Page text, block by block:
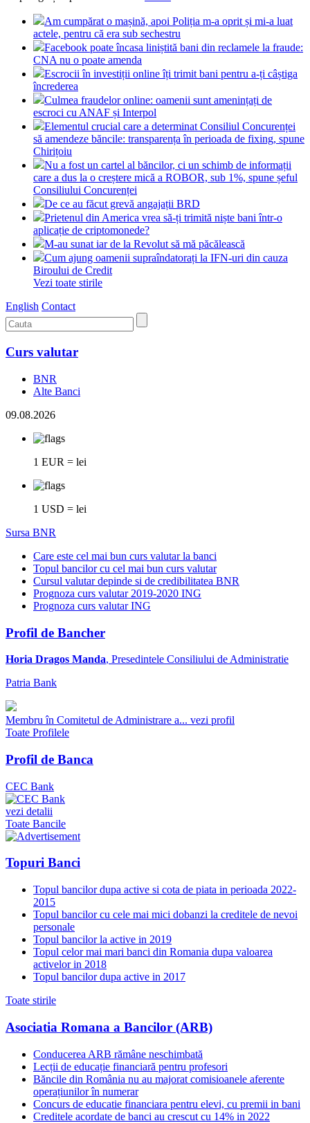
Am cumpărat o mașină, apoi Poliția m-a oprit și mi-a luat
actele, pentru că era sub sechestru
Facebook poate încasa liniștită bani din reclamele la fraude:
CNA nu o poate amenda
Escrocii în investiții online îți trimit bani pentru a-ți câștiga
încrederea
Culmea fraudelor online: oamenii sunt amenințați de
escroci cu ANAF și Interpol
Elementul crucial care a determinat Consiliul Concurenței
să amendeze băncile: transparența în perioada de fixing, spune
Chirițoiu
Nu a fost un cartel al băncilor, ci un schimb de informații
care a dus la o creștere mică a ROBOR, sub 1%, spune șeful
Consiliului Concurenței
De ce au făcut grevă angajații BRD
Prietenul din America vrea să-ți trimită niște bani într-o
aplicație de criptomonede?
M-au sunat iar de la Revolut să mă păcălească
Cum ajung oamenii supraîndatorați la IFN-uri din cauza
Biroului de Credit
Vezi toate stirile
English Contact
Curs valutar
BNR
Alte Banci
09.08.2026
1 EUR = lei
1 USD = lei
Sursa BNR
Care este cel mai bun curs valutar la banci
Topul bancilor cu cel mai bun curs valutar
Cursul valutar depinde si de credibilitatea BNR
Prognoza curs valutar 2019-2020 ING
Prognoza curs valutar ING
Profil de Bancher
Horia Dragos Manda, Presedintele Consiliului de Administratie
Patria Bank
Membru în Comitetul de Administrare a... vezi profil
Toate Profilele
Profil de Banca
CEC Bank
vezi detalii
Toate Bancile
Topuri Banci
Topul bancilor dupa active si cota de piata in perioada 2022-
2015
Topul bancilor cu cele mai mici dobanzi la creditele de nevoi
personale
Topul bancilor la active in 2019
Topul celor mai mari banci din Romania dupa valoarea
activelor in 2018
Topul bancilor dupa active in 2017
Toate stirile
Asociatia Romana a Bancilor (ARB)
Conducerea ARB rămâne neschimbată
Lecții de educație financiară pentru profesori
Băncile din România nu au majorat comisioanele aferente
operațiunilor în numerar
Concurs de educatie financiara pentru elevi, cu premii in bani
Creditele acordate de banci au crescut cu 14% in 2022